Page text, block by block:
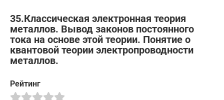
35.Классическая электронная теория
металлов. Вывод законов постоянного
тока на основе этой теории. Понятие о
квантовой теории электропроводности
металлов.
Рейтинг